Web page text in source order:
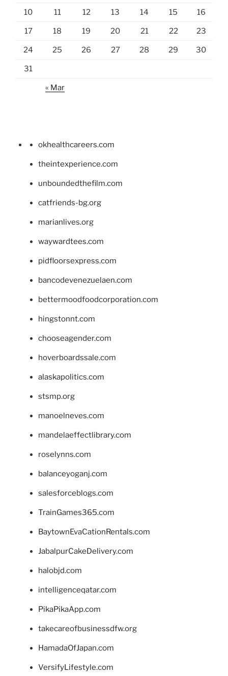
10 11 12 13 14 15 16
17 18 19 20 21 22 23
24 25 26 27 28 29 30
31
« Mar
okhealthcareers.com
theintexperience.com
unboundedthefilm.com
catfriends-bg.org
marianlives.org
waywardtees.com
pidfloorsexpress.com
bancodevenezuelaen.com
bettermoodfoodcorporation.com
hingstonnt.com
chooseagender.com
hoverboardssale.com
alaskapolitics.com
stsmp.org
manoelneves.com
mandelaeffectlibrary.com
roselynns.com
balanceyoganj.com
salesforceblogs.com
TrainGames365.com
BaytownEvaCationRentals.com
JabalpurCakeDelivery.com
halobjd.com
intelligenceqatar.com
PikaPikaApp.com
takecareofbusinessdfw.org
HamadaOfJapan.com
VersifyLifestyle.com